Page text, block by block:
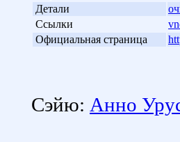
Детали
Ссылки
Официальная страница
Сэйю: Анно